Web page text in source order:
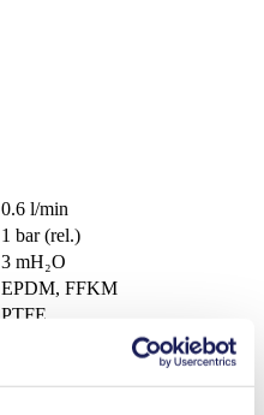
0.6 l/min
1 bar (rel.)
3 mH₂O
EPDM, FFKM
PTFE
PP, PVDF, PTFE